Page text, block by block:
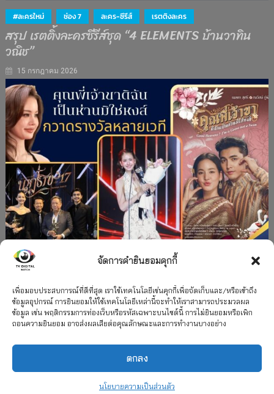
จัดการคำยินยอมคุกกี้
เพื่อมอบประสบการณ์ที่ดีที่สุด เราใช้เทคโนโลยีเช่นคุกกี้เพื่อจัดเก็บและ/หรือเข้าถึง
ข้อมูลอุปกรณ์ การยินยอมให้ใช้เทคโนโลยีเหล่านี้จะทำให้เราสามารถประมวลผล
ข้อมูล เช่น พฤติกรรมการท่องเว็บหรือรหัสเฉพาะบนไซต์นี้ การไม่ยินยอมหรือเพิก
ถอนความยินยอม อาจส่งผลเสียต่อคุณลักษณะและการทำงานบางอย่าง
ตกลง
นโยบายความเป็นส่วนตัว
#ละครใหม่ ช่อง 7 ละคร-ซีรีส์ เรตติงละคร
สรุป เรตติ้งละครซีรีส์ชุด “4 ELEMENTS บ้านวาทิน
วณิช”
15 กรกฎาคม 2026
”คุณพี่เจ้าขาดิฉันเป็นห่านมิใช่หงส์” กวาดรางวัล
เพียบ จาก 8 เวที
2026 TV Digital Watch All Rights Reserved.
รวมเรตติ้ง 2018-2022
สื่อวีดิทัศน์